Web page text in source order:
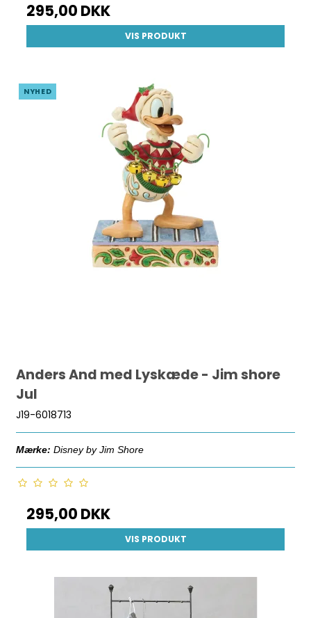
295,00 DKK
VIS PRODUKT
NYHED
Anders And med Lyskæde - Jim shore
Jul
J19-6018713
Mærke: Disney by Jim Shore
295,00 DKK
VIS PRODUKT